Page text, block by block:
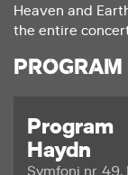
Heaven and
the entire
PROGRAM
Program
Haydn
Symfoni nr. 49,